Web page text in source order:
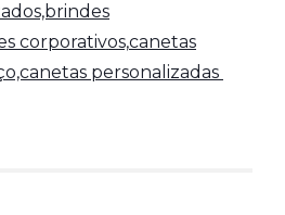
corporativos,canetas
personalizadas